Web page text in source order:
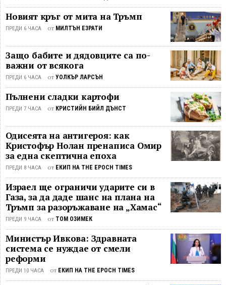
Dragon, скачен към станцията. Това
съобщи говорителката ...
Новият кръг от мита на Тръмп
ПРЕДИ 6 ЧАСА от МИЛТЪН ЕЗРАТИ
Защо бабите и дядовците са по-
важни от всякога
ПРЕДИ 6 ЧАСА от УОЛКЪР ЛАРСЪН
Пълнени сладки картофи
ПРЕДИ 7 ЧАСА от КРИСТИЙН БИЙЛ ДЪНСТ
Одисеята на антигероя: как
Кристофър Нолан пренаписа Омир
за една скептична епоха
ПРЕДИ 8 ЧАСА от ЕКИП НА THE EPOCH TIMES
Израел ще ограничи ударите си в
Газа, за да даде шанс на плана на
Тръмп за разоръжаване на „Хамас“
ПРЕДИ 9 ЧАСА от ТОМ ОЗИМЕК
Министър Ивкова: Здравната
система се нуждае от смели
реформи
ПРЕДИ 10 ЧАСА от ЕКИП НА THE EPOCH TIMES